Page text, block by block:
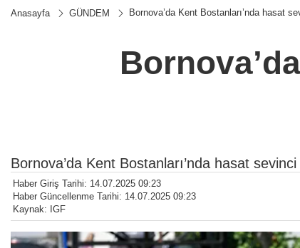
Anasayfa GÜNDEM Bornova’da Kent Bostanları’nda hasat
Bornova’da Kent Bostanları’nda hasat sevinci
Haber Giriş Tarihi: 14.07.2025 09:23
Haber Güncellenme Tarihi: 14.07.2025 09:23
Kaynak: IGF